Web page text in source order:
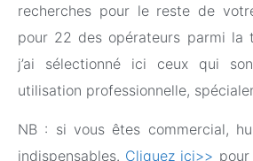
recherches pour le reste de
pour 22 des opérateurs parmi la
j’ai sélectionné ici ceux qui
utilisation professionnelle,
NB : si vous êtes commercial,
indispensables. Cliquez ici>>